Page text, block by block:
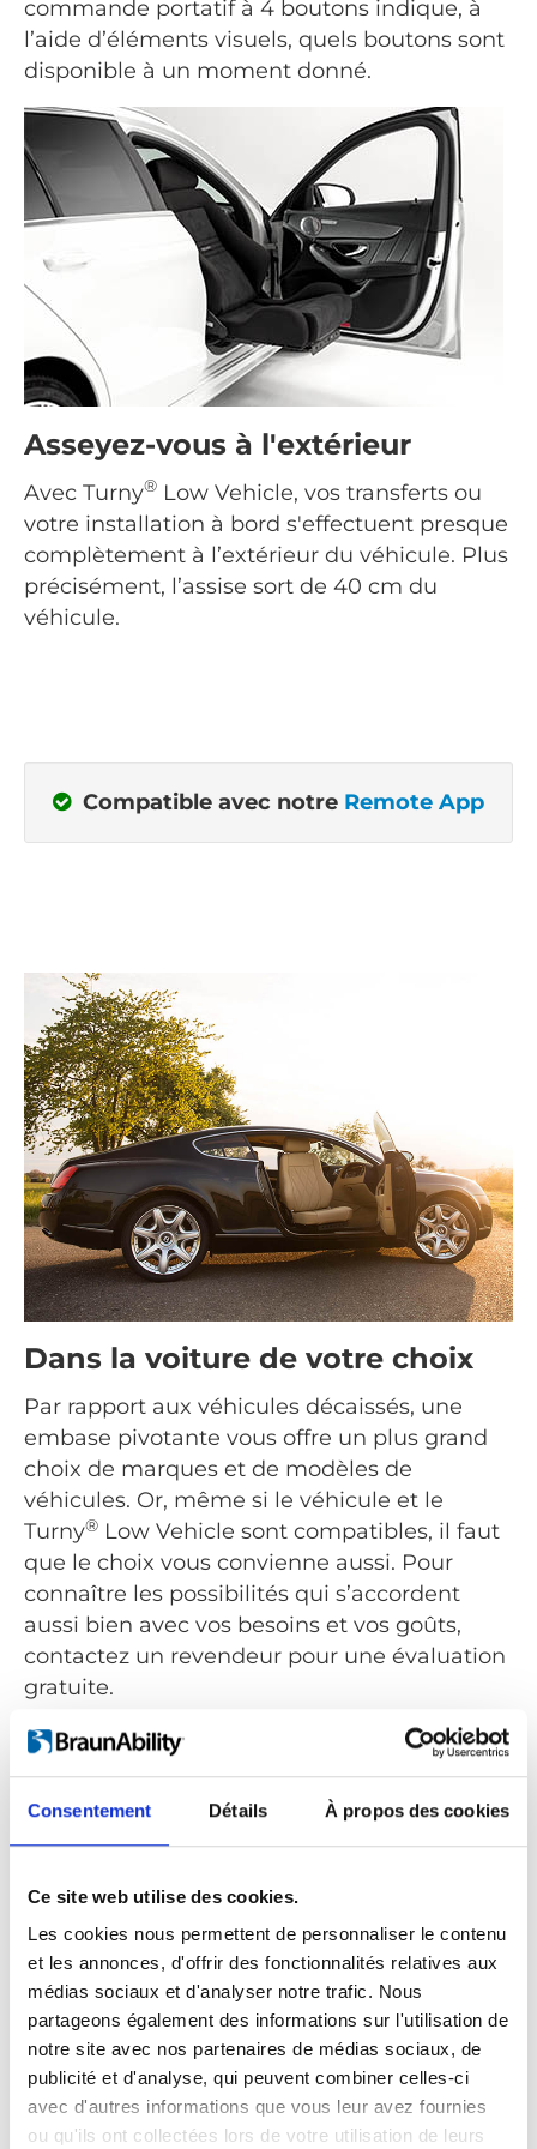
Consentement Détails À propos des cookies
Ce site web utilise des cookies.
Les cookies nous permettent de personnaliser le contenu
et les annonces, d'offrir des fonctionnalités relatives aux
médias sociaux et d'analyser notre trafic. Nous
partageons également des informations sur l'utilisation de
notre site avec nos partenaires de médias sociaux, de
publicité et d'analyse, qui peuvent combiner celles-ci
avec d'autres informations que vous leur avez fournies
ou qu'ils ont collectées lors de votre utilisation de leurs
commande portatif à 4 boutons indique, à
l’aide d’éléments visuels, quels boutons sont
disponible à un moment donné.
Asseyez-vous à l'extérieur
Avec Turny® Low Vehicle, vos transferts ou
votre installation à bord s'effectuent presque
complètement à l’extérieur du véhicule. Plus
précisément, l’assise sort de 40 cm du
véhicule.
Compatible avec notre Remote App
Dans la voiture de votre choix
Par rapport aux véhicules décaissés, une
embase pivotante vous offre un plus grand
choix de marques et de modèles de
véhicules. Or, même si le véhicule et le
Turny® Low Vehicle sont compatibles, il faut
que le choix vous convienne aussi. Pour
connaître les possibilités qui s’accordent
aussi bien avec vos besoins et vos goûts,
contactez un revendeur pour une évaluation
gratuite.
Rechercher un revendeur
prévu pour les véhicules bas tels que berlines, coupés,
breaks et monospaces. Pour les véhicules plus haut,